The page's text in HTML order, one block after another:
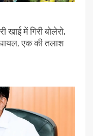
खाई में गिरी बोलेरो,
घायल, एक की तलाश